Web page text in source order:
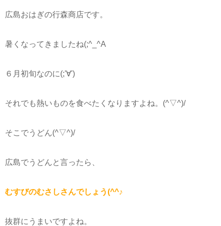
広島おはぎの行森商店です。
暑くなってきましたね(;^_^A
６月初旬なのに(;'∀')
それでも熱いものを食べたくなりますよね。(^▽^)/
そこでうどん(^▽^)/
広島でうどんと言ったら、
むすびのむさしさんでしょう(^^♪
抜群にうまいですよね。